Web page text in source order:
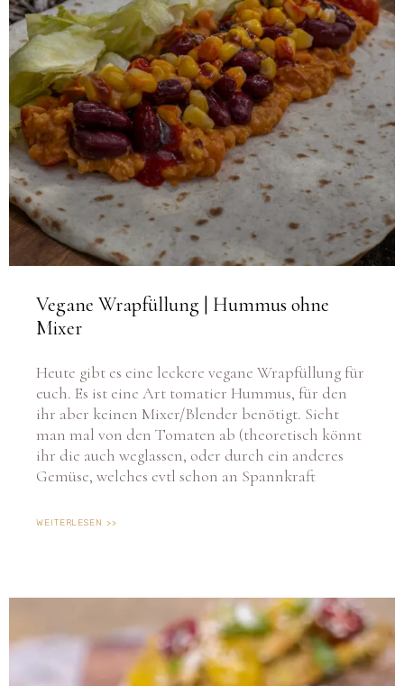
Vegane Wrapfüllung | Hummus ohne
Mixer
Heute gibt es eine leckere vegane Wrapfüllung für
euch. Es ist eine Art tomatier Hummus, für den
ihr aber keinen Mixer/Blender benötigt. Sieht
man mal von den Tomaten ab (theoretisch könnt
ihr die auch weglassen, oder durch ein anderes
Gemüse, welches evtl schon an Spannkraft
WEITERLESEN >>